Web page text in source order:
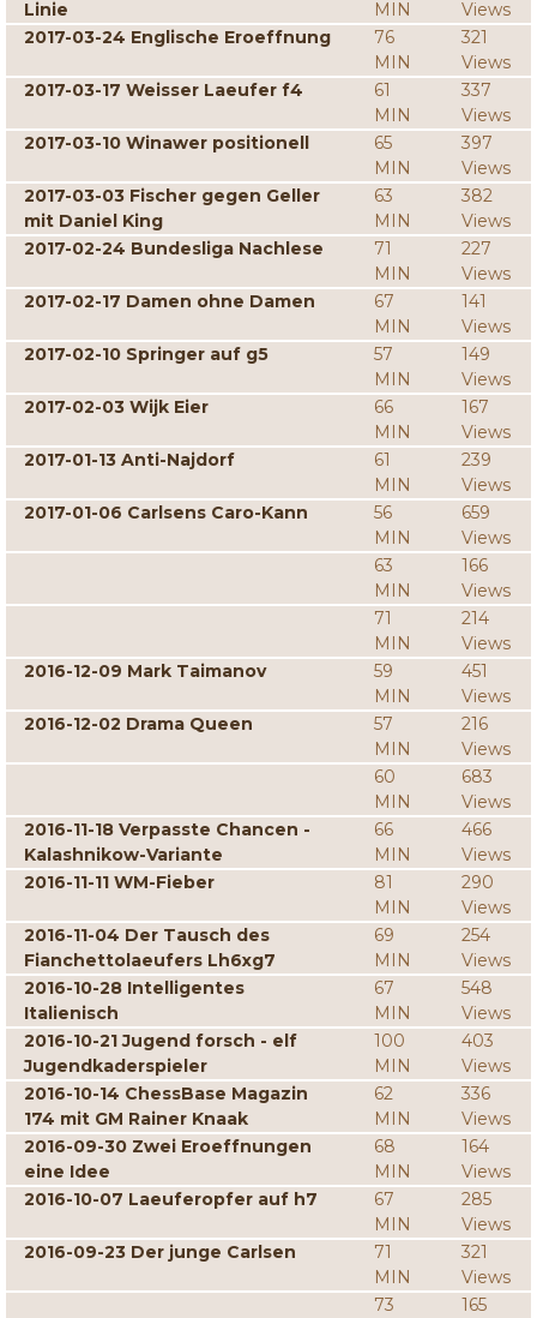
Linie
MIN
Views
2017-03-24 Englische Eroeffnung
76
MIN
321
Views
2017-03-17 Weisser Laeufer f4
61
MIN
337
Views
2017-03-10 Winawer positionell
65
MIN
397
Views
2017-03-03 Fischer gegen Geller
mit Daniel King
63
MIN
382
Views
2017-02-24 Bundesliga Nachlese
71
MIN
227
Views
2017-02-17 Damen ohne Damen
67
MIN
141
Views
2017-02-10 Springer auf g5
57
MIN
149
Views
2017-02-03 Wijk Eier
66
MIN
167
Views
2017-01-13 Anti-Najdorf
61
MIN
239
Views
2017-01-06 Carlsens Caro-Kann
56
MIN
659
Views
63
MIN
166
Views
71
MIN
214
Views
2016-12-09 Mark Taimanov
59
MIN
451
Views
2016-12-02 Drama Queen
57
MIN
216
Views
60
MIN
683
Views
2016-11-18 Verpasste Chancen -
Kalashnikow-Variante
66
MIN
466
Views
2016-11-11 WM-Fieber
81
MIN
290
Views
2016-11-04 Der Tausch des
Fianchettolaeufers Lh6xg7
69
MIN
254
Views
2016-10-28 Intelligentes
Italienisch
67
MIN
548
Views
2016-10-21 Jugend forsch - elf
Jugendkaderspieler
100
MIN
403
Views
2016-10-14 ChessBase Magazin
174 mit GM Rainer Knaak
62
MIN
336
Views
2016-09-30 Zwei Eroeffnungen
eine Idee
68
MIN
164
Views
2016-10-07 Laeuferopfer auf h7
67
MIN
285
Views
2016-09-23 Der junge Carlsen
71
MIN
321
Views
73
165